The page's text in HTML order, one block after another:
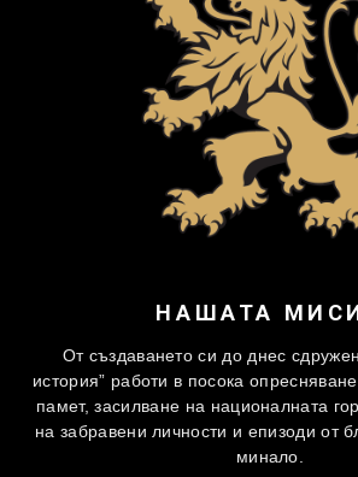
НАШАТА
От създаването си до днес
история” работи в посока
памет, засилване на националната
на забравени личности и епизоди от
минало.